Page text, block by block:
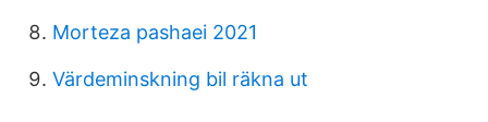
Morteza pashaei 2021
Värdeminskning bil räkna ut